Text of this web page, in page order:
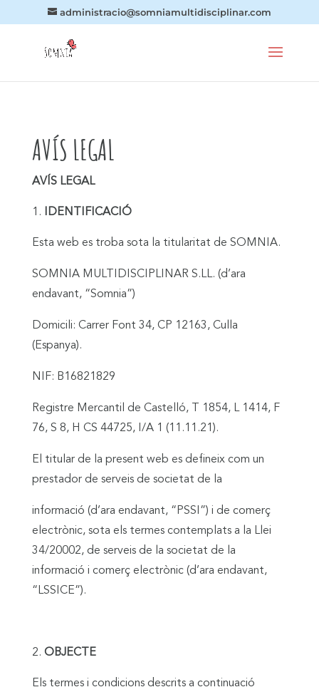
administracio@somniamultidisciplinar.com
AVÍS LEGAL
AVÍS LEGAL
IDENTIFICACIÓ
Esta web es troba sota la titularitat de SOMNIA.
SOMNIA MULTIDISCIPLINAR S.LL. (d’ara
endavant, “Somnia”)
Domicili: Carrer Font 34, CP 12163, Culla
(Espanya).
NIF: B16821829
Registre Mercantil de Castelló, T 1854, L 1414, F
76, S 8, H CS 44725, I/A 1 (11.11.21).
El titular de la present web es defineix com un
prestador de serveis de societat de la
informació (d’ara endavant, “PSSI”) i de comerç
electrònic, sota els termes contemplats a la Llei
34/20002, de serveis de la societat de la
informació i comerç electrònic (d’ara endavant,
“LSSICE”).
OBJECTE
Els termes i condicions descrits a continuació